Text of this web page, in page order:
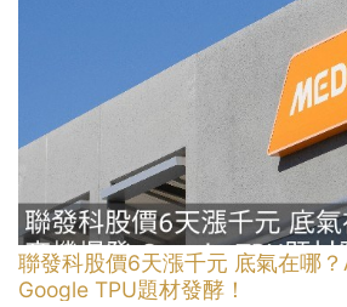
聯發科股價6天漲千元 底氣在哪
Google TPU題材發酵！